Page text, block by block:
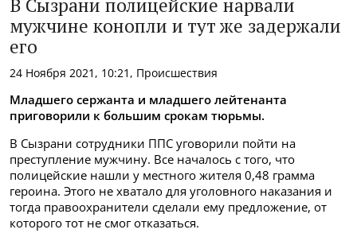
В Сызрани полицейские нарвали
мужчине конопли и тут же задержали
его
24 Ноября 2021, 10:21, Происшествия
Младшего сержанта и младшего лейтенанта
приговорили к большим срокам тюрьмы.
В Сызрани сотрудники ППС уговорили пойти на
преступление мужчину. Все началось с того, что
полицейские нашли у местного жителя 0,48 грамма
героина. Этого не хватало для уголовного наказания и
тогда правоохранители сделали ему предложение, от
которого тот не смог отказаться.